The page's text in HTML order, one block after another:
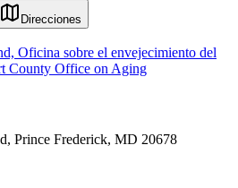
Direcciones
Oficina sobre el envejecimiento del
County Office on Aging
Prince Frederick, MD 20678